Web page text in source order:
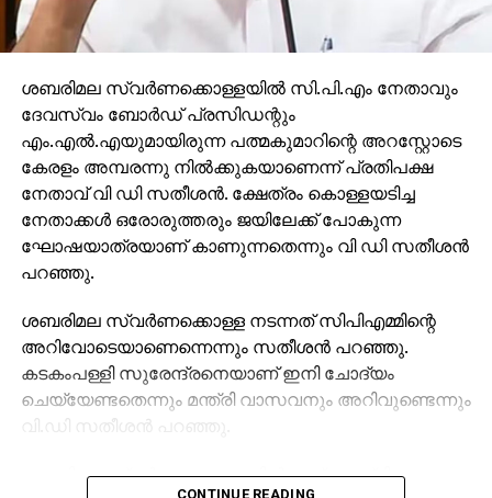
ശബരിമല സ്വര്‍ണക്കൊള്ളയില്‍ സി.പി.എം നേതാവും
ദേവസ്വം ബോര്‍ഡ് പ്രസിഡന്റും
എം.എല്‍.എയുമായിരുന്ന പത്മകുമാറിന്റെ അറസ്റ്റോടെ
കേരളം അമ്പരന്നു നില്‍ക്കുകയാണെന്ന് പ്രതിപക്ഷ
നേതാവ് വി ഡി സതീശന്‍. ക്ഷേത്രം കൊള്ളയടിച്ച
നേതാക്കള്‍ ഒരോരുത്തരും ജയിലേക്ക് പോകുന്ന
ഘോഷയാത്രയാണ് കാണുന്നതെന്നും വി ഡി സതീശന്‍
പറഞ്ഞു.
ശബരിമല സ്വര്‍ണക്കൊള്ള നടന്നത് സിപിഎമ്മിന്റെ
അറിവോടെയാണെന്നെന്നും സതീശന്‍ പറഞ്ഞു.
കടകംപള്ളി സുരേന്ദ്രനെയാണ് ഇനി ചോദ്യം
ചെയ്യേണ്ടതെന്നും മന്ത്രി വാസവനും അറിവുണ്ടെന്നും
വി.ഡി സതീശന്‍ പറഞ്ഞു.
ശബരിമല സ്വര്‍ണക്കൊള്ളയില്‍ മുഖ്യമന്ത്രി
CONTINUE READING